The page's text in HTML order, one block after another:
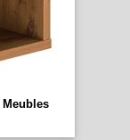
Meubles